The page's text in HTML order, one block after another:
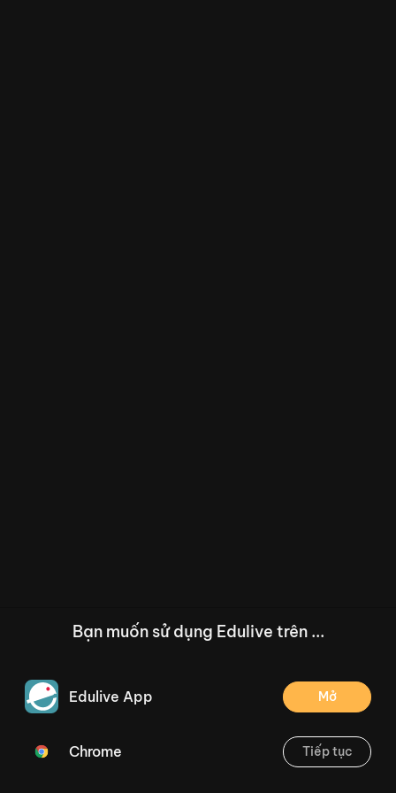
/--
Thoát
Bạn muốn sử dụng Edulive trên ...
Edulive App Mở
Chrome Tiếp tục